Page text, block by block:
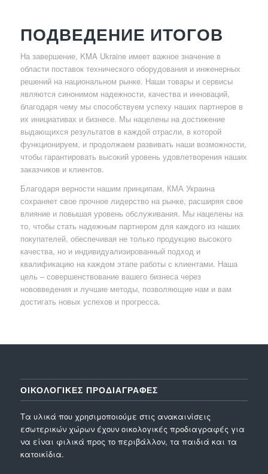
ПОДВЕДЕНИЕ ИТОГОВ
На завершение, KMA Ukraine имеет важное значение в
области поставок технического оборудования и инженерных
решений на национальном рынке. Наши товары и сервисы
являются синонимом надежности, качества и инноваций,
благодаря чему мы способствуем успеху наших партнеров в
их инициативах и бизнесе. Мы нацелены на достижение
выдающихся результатов в каждой отрасли, в которой
функционируем, и продолжаем развивать наши возможности,
чтобы гарантировать высокий уровень удовлетворения наших
заказчиков и клиентов.
Благодаря верности нашим принципам, КМА Украина
сохраняет свое прочное лидерство на рынке, расширяя свое
влияние и повышая уровень обслуживания. Мы нацелены на
то, чтобы стать надежным партнером для каждого из наших
покупателей, обеспечивая не только продукцию высокого
качества, но и индивидуализированный подход и
квалификацию на каждом этапе работы с клиентами. Наша
цель – совершенствование вашего бизнеса через
нововведения и лучшие методы, позволяющие нам и вам
достигать новых успехов и прогресса.
ΟΙΚΟΛΟΓΙΚΕΣ ΠΡΟΔΙΑΓΡΑΦΕΣ
Τα υλικά που χρησιμοποιούμε στις ανακαινίσεις
εσωτερικών χώρων έχουν οικολογικές προδιαγραφές για
να είναι φιλικά προς το περιβάλλον, τα παιδιά και τα
κατοικίδια.